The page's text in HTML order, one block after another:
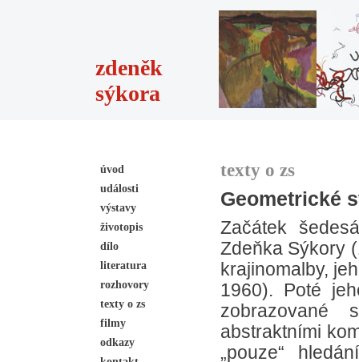
zdeněk
sýkora
úvod
události
výstavy
životopis
dílo
literatura
rozhovory
texty o zs
filmy
odkazy
texty o zs
Geometrické
Začátek
Zdeňka Sýkory
krajinomalby,
1960). Poté
zobrazované
abstraktními
„pouze“